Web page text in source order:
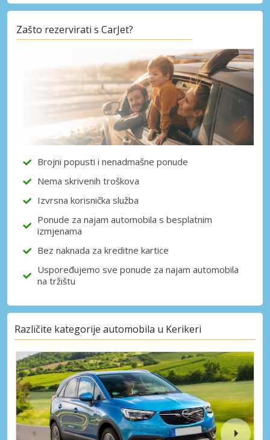
Pristupite ekskluzivnim ponudama naših
dobavljača
Prijava putem eLinka
Zašto rezervirati s CarJet?
Brojni popusti i nenadmašne ponude
Nema skrivenih troškova
Izvrsna korisnička služba
Ponude za najam automobila s besplatnim
izmjenama
Bez naknada za kreditne kartice
Uspoređujemo sve ponude za najam automobila
na tržištu
Različite kategorije automobila u Kerikeri